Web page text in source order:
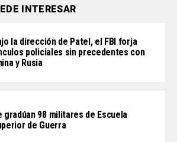
INTERESAR
la dirección de Patel, el FBI forja
policiales sin precedentes con
y Rusia
gradúan 98 militares de Escuela
de Guerra